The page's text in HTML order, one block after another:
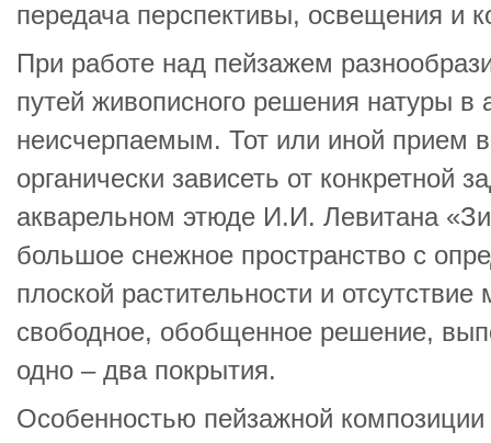
передача перспективы, освещения и
При работе над пейзажем
путей живописного решения натуры в
неисчерпаемым. Тот или иной прием
органически зависеть от конкретной
акварельном этюде И.И. Левитана
большое снежное пространство с
плоской растительности и
свободное, обобщенное решение,
одно – два покрытия.
Особенностью пейзажной композиции